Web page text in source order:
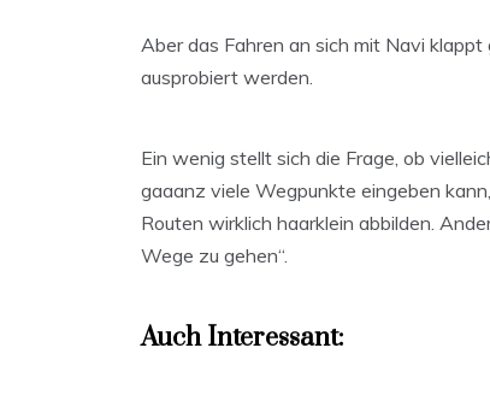
Aber das Fahren an sich mit Navi
ausprobiert werden.
Ein wenig stellt sich die Frage, ob
gaaanz viele Wegpunkte eingeben
Routen wirklich haarklein abbilden.
Wege zu gehen“.
Auch Interessant: